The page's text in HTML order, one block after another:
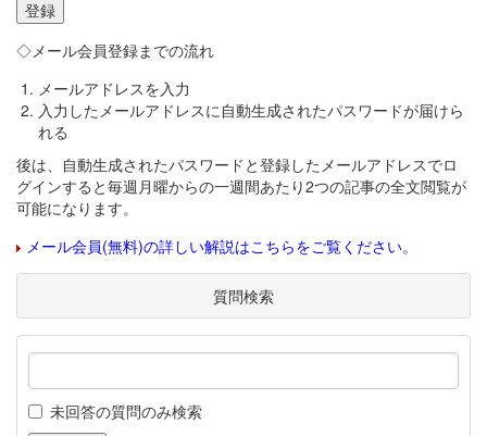
◇メール会員登録までの流れ
メールアドレスを入力
入力したメールアドレスに自動生成されたパスワードが届けら
れる
後は、自動生成されたパスワードと登録したメールアドレスでロ
グインすると毎週月曜からの一週間あたり2つの記事の全文閲覧が
可能になります。
メール会員(無料)の詳しい解説はこちらをご覧ください。
質問検索
未回答の質問のみ検索